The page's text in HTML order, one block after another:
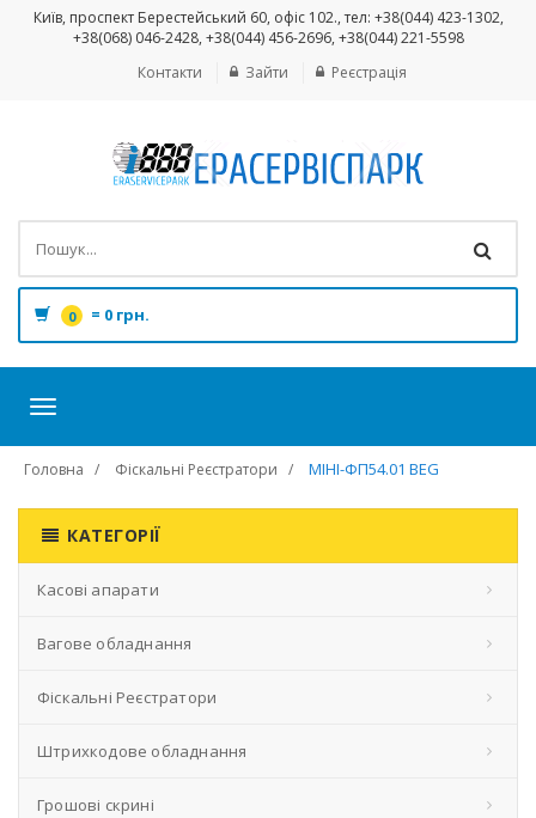
Київ, проспект Берестейський 60, офіс 102., тел: +38(044) 423-1302,
+38(068) 046-2428, +38(044) 456-2696, +38(044) 221-5598
Контакти
Зайти Реєстрація
0 = 0 грн.
Toggle
Головна Фіскальні Реєстратори МІНІ-ФП54.01 BEG
КАТЕГОРІЇ
Касові апарати
Вагове обладнання
Фіскальні Реєстратори
Штрихкодове обладнання
Грошові скрині